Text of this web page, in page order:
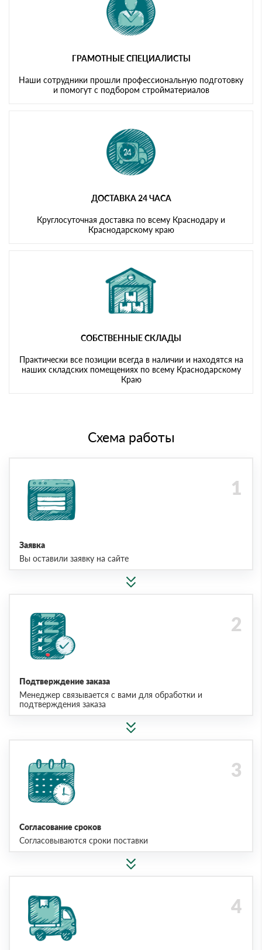
ГРАМОТНЫЕ СПЕЦИАЛИСТЫ
Наши сотрудники прошли профессиональную подготовку
и помогут с подбором стройматериалов
ДОСТАВКА 24 ЧАСА
Круглосуточная доставка по всему Краснодару и
Краснодарскому краю
СОБСТВЕННЫЕ СКЛАДЫ
Практически все позиции всегда в наличии и находятся на
наших складских помещениях по всему Краснодарскому
Краю
Схема работы
Заявка
Вы оставили заявку на сайте
Подтверждение заказа
Менеджер связывается с вами для обработки и
подтверждения заказа
Согласование сроков
Согласовываются сроки поставки